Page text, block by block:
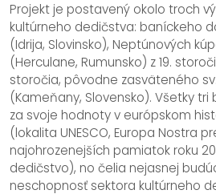
Projekt je postavený okolo troch
kultúrneho dedičstva: baníckeho
(Idrija, Slovinsko), Neptúnových
(Herculane, Rumunsko) z 19.
storočia, pôvodne zasväteného
(Kameňany, Slovensko). Všetky
za svoje hodnoty v európskom
(lokalita UNESCO, Europa Nostra
najohrozenejších pamiatok roku
dedičstvo), no čelia nejasnej
neschopnosť sektora kultúrneho